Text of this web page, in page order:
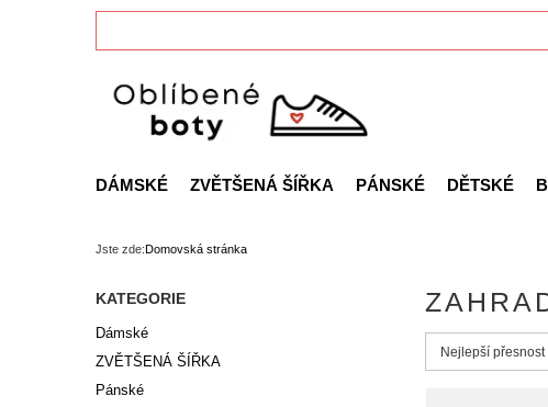
DÁMSKÉ ZVĚTŠENÁ ŠÍŘKA PÁNSKÉ DĚTSKÉ
Jste zde:Domovská stránka
KATEGORIE
Dámské
ZVĚTŠENÁ ŠÍŘKA
Pánské
Zmień sortowanie
Nejlepší přesnost